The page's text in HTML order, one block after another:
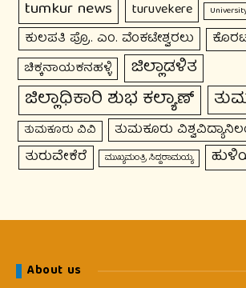
tumkur news turuvekere
ಕುಲಪತಿ ಪ್ರೊ. ಎಂ. ವೆಂಕಟೇಶ್ವರಲು
ಚಿಕ್ಕನಾಯಕನಹಳ್ಳಿ ಜಿಲ್ಲಾಡಳಿತ
ಜಿಲ್ಲಾಧಿಕಾರಿ ಶುಭ ಕಲ್ಯಾಣ್
ತುಮಕೂರು ವಿವಿ ತುಮಕೂರು
ತುರುವೇಕೆರೆ ಮುಖ್ಯಮಂತ್ರಿ ಸಿದ್ದರಾಮಯ್ಯ
About us